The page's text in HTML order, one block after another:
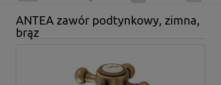
ANTEA zawór podtynkowy, zimna,
brąz